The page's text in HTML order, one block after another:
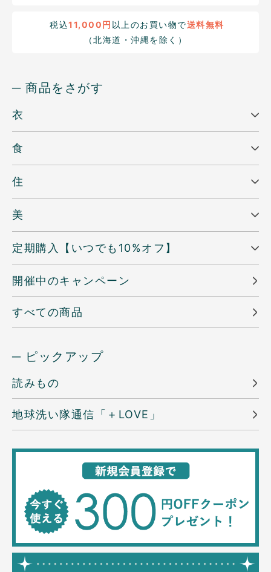
税込11,000円 以上のお買い物で送料無料
（北海道・沖縄を除く）
─ 商品をさがす
衣
食
住
美
定期購入【いつでも10%オフ】
開催中のキャンペーン
すべての商品
─ ピックアップ
読みもの
地球洗い隊通信「＋LOVE」